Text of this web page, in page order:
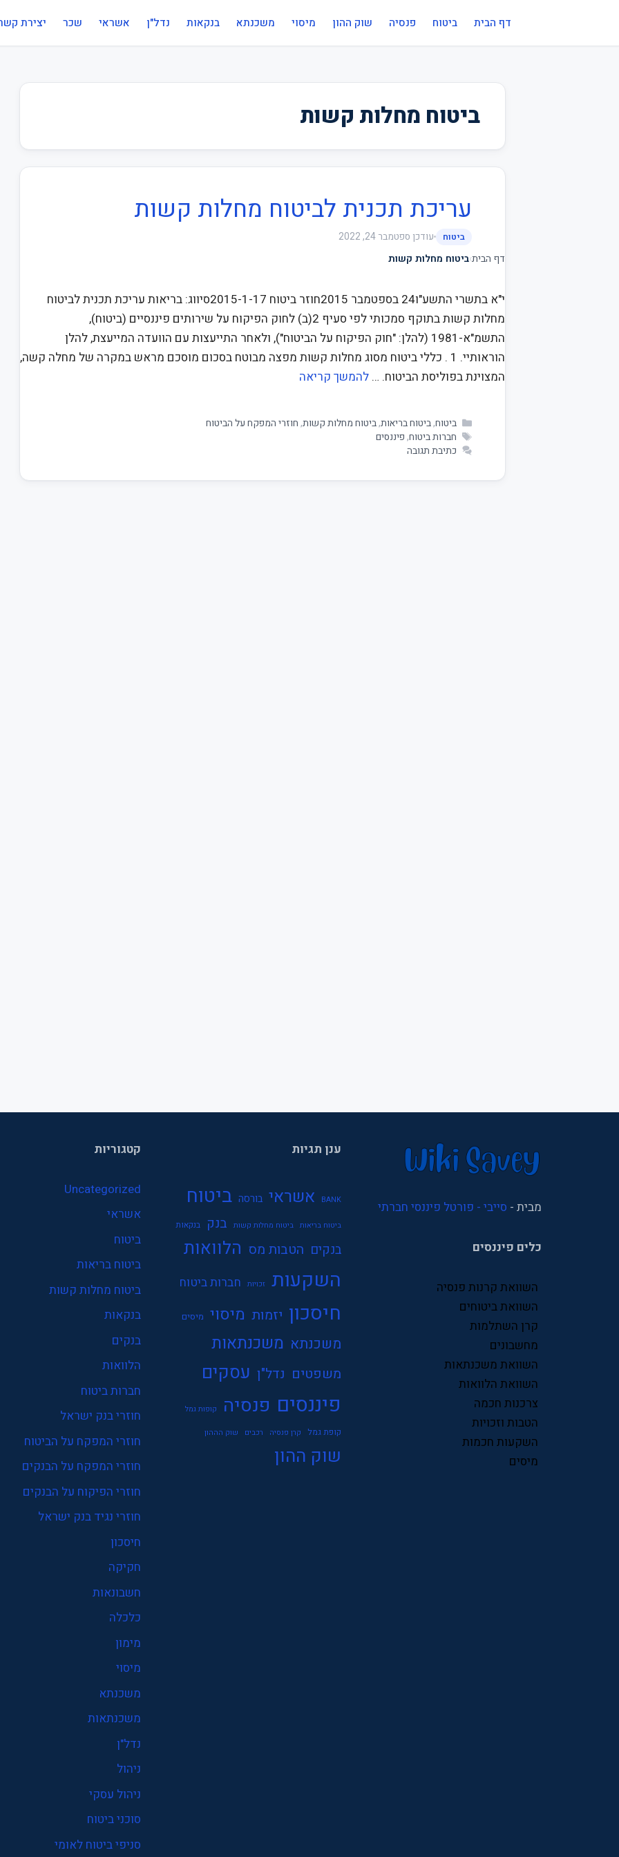
דף הבית ביטוח פנסיה שוק ההון מיסוי משכנתא בנקאות נדל"ן אשראי שכר יצירת
ביטוח מחלות קשות
עריכת תכנית לביטוח מחלות קשות
ביטוח עודכן ספטמבר 24, 2022
דף הבית›ביטוח מחלות קשות
י"א בתשרי התשע"ו24 בספטמבר 2015חוזר ביטוח 2015-1-17סיווג: בריאות עריכת תכנית לביטוח
מחלות קשות בתוקף סמכותי לפי סעיף 2(ב) לחוק הפיקוח על שירותים פיננסיים (ביטוח),
התשמ"א-1981 (להלן: "חוק הפיקוח על הביטוח"), ולאחר התייעצות עם הוועדה המייעצת, להלן
הוראותיי. 1 . כללי ביטוח מסוג מחלות קשות מפצה מבוטח בסכום מוסכם מראש במקרה של מחלה קשה,
המצוינת בפוליסת הביטוח. … להמשך קריאה
ביטוח,ביטוח בריאות,ביטוח מחלות קשות, חוזרי המפקח על הביטוח
חברות ביטוח, פיננסים
כתיבת תגובה
מבית - סייבי - פורטל פיננסי חברתי
כלים פיננסים
השוואת קרנות פנסיה
השוואת ביטוחים
קרן השתלמות
מחשבונים
השוואת משכנתאות
השוואת הלוואות
צרכנות חכמה
הטבות וזכויות
השקעות חכמות
מיסים
ענן תגיות
BANK אשראי בורסה ביטוח
ביטוח בריאות ביטוח מחלות קשות בנק בנקאות
בנקים הטבות מס הלוואות
השקעות זכויות חברות ביטוח
חיסכון יזמות מיסוי מיסים
משכנתא משכנתאות
משפטים נדל"ן עסקים
פיננסים פנסיה קופות גמל
קופת גמל קרן פנסיה רכבים שוק הההון
שוק ההון
קטגוריות
Uncategorized
אשראי
ביטוח
ביטוח בריאות
ביטוח מחלות קשות
בנקאות
בנקים
הלוואות
חברות ביטוח
חוזרי בנק ישראל
חוזרי המפקח על הביטוח
חוזרי המפקח על הבנקים
חוזרי הפיקוח על הבנקים
חוזרי נגיד בנק ישראל
חיסכון
חקיקה
חשבונאות
כלכלה
מימון
מיסוי
משכנתא
משכנתאות
נדל"ן
ניהול
ניהול עסקי
סוכני ביטוח
סניפי ביטוח לאומי